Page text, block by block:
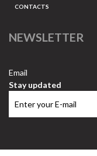
CONTACTS
NEWSLETTER
Email
Stay updated